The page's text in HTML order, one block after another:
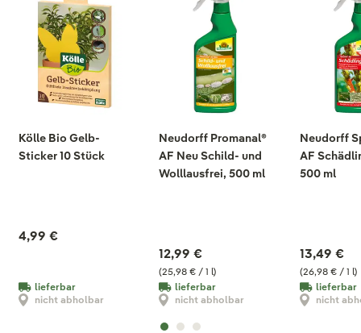
Kölle Bio Gelb-
Sticker 10 Stück
4,99 €
lieferbar
nicht abholbar
Neudorff Promanal®
AF Neu Schild- und
Wolllausfrei, 500 ml
(25,98 € / 1 l)
12,99 €
lieferbar
nicht abholbar
Neudorff
AF
500 ml
(26,98 € / 1 l)
13,49 €
lieferbar
nicht